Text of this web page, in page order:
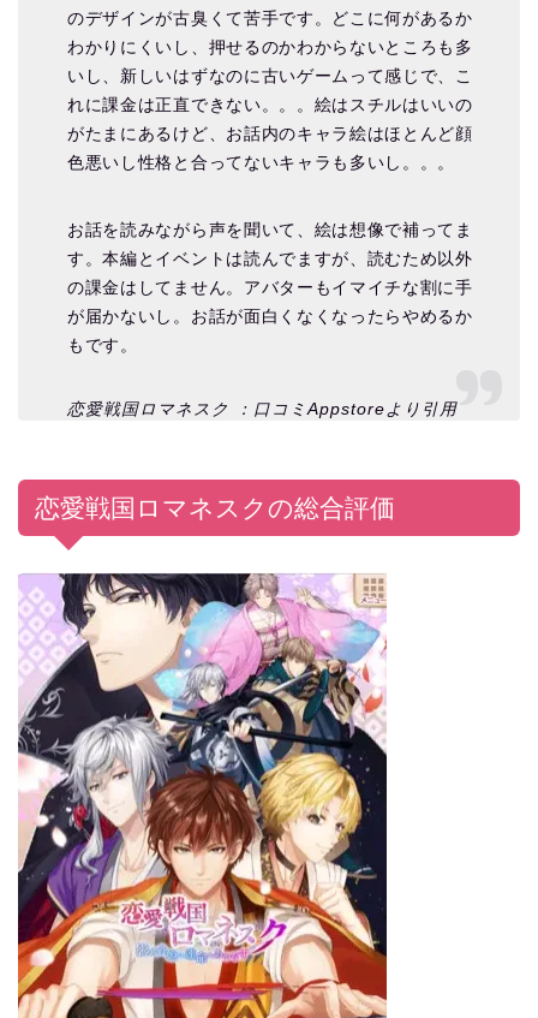
のデザインが古臭くて苦手です。どこに何があるか
わかりにくいし、押せるのかわからないところも多
いし、新しいはずなのに古いゲームって感じで、こ
れに課金は正直できない。。。絵はスチルはいいの
がたまにあるけど、お話内のキャラ絵はほとんど顔
色悪いし性格と合ってないキャラも多いし。。。
お話を読みながら声を聞いて、絵は想像で補ってま
す。本編とイベントは読んでますが、読むため以外
の課金はしてません。アバターもイマイチな割に手
が届かないし。お話が面白くなくなったらやめるか
もです。
恋愛戦国ロマネスク ：口コミAppstoreより引用
恋愛戦国ロマネスクの総合評価